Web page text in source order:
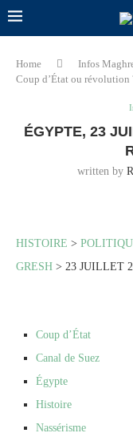
Home Infos
Coup d’État ou révolution
ÉGYPTE, 23
written by
HISTOIRE >
GRESH > 23 JUILLET
Coup d’État
Canal de Suez
Égypte
Histoire
Nassérisme